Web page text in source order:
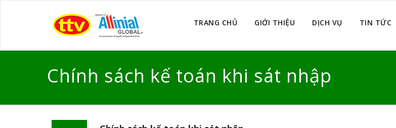
TRANG CHỦ GIỚI THIỆU DỊCH VỤ TIN TỨC
Chính sách kế toán khi sát nhập